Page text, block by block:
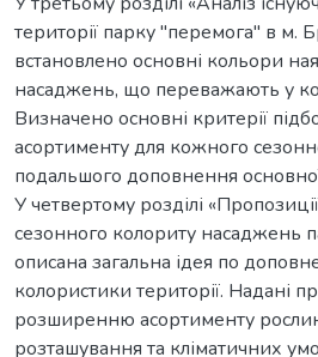
території парку "перемога" в м.
встановлено основні кольори
насаджень, що переважають у
Визначено основні критерії
асортименту для кожного
подальшого доповнення
У четвертому розділі
сезонного колориту насаджень
описана загальна ідея по
колористики території. Надані
розширенню асортименту
розташування та кліматичних